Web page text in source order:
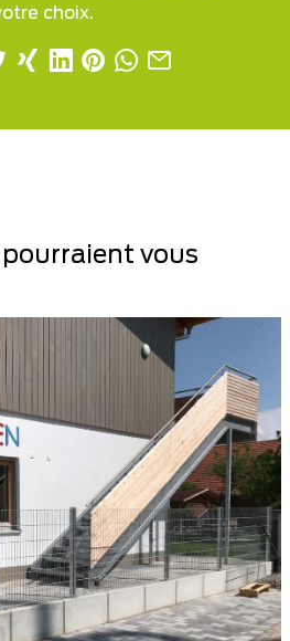
choix.
pourraient vous